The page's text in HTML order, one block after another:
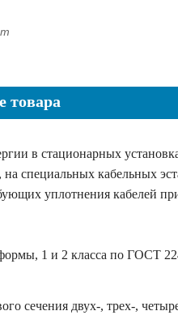
товара
в стационарных
специальных кабельных
уплотнения кабелей
1 и 2 класса по ГОСТ
сечения двух-, трех-,